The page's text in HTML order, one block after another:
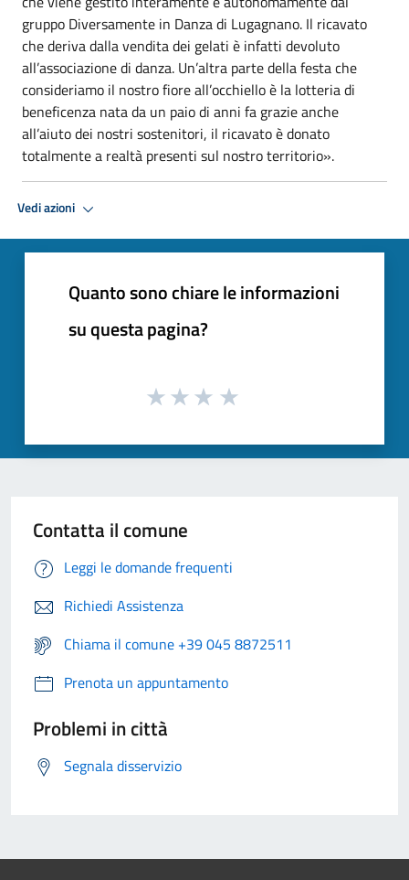
gruppo Diversamente in Danza di Lugagnano. Il ricavato
che deriva dalla vendita dei gelati è infatti devoluto
all’associazione di danza. Un’altra parte della festa che
consideriamo il nostro fiore all’occhiello è la lotteria di
beneficenza nata da un paio di anni fa grazie anche
all’aiuto dei nostri sostenitori, il ricavato è donato
totalmente a realtà presenti sul nostro territorio».
Vedi azioni
Quanto sono chiare le informazioni
su questa pagina?
Contatta il comune
Leggi le domande frequenti
Richiedi Assistenza
Chiama il comune +39 045 8872511
Prenota un appuntamento
Problemi in città
Segnala disservizio